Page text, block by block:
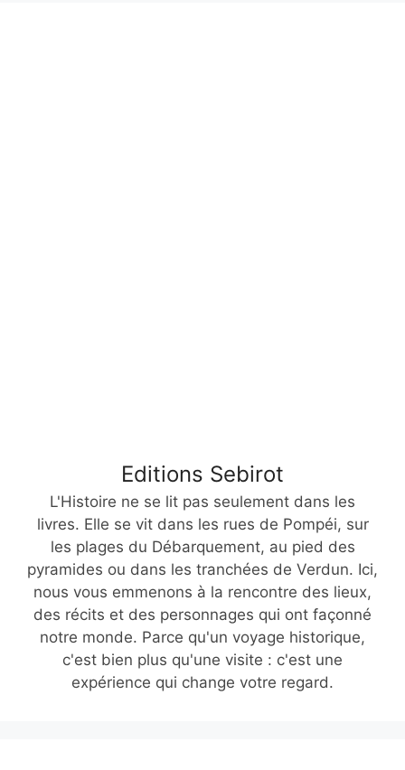
Editions Sebirot
L'Histoire ne se lit pas seulement dans les
livres. Elle se vit dans les rues de Pompéi, sur
les plages du Débarquement, au pied des
pyramides ou dans les tranchées de Verdun. Ici,
nous vous emmenons à la rencontre des lieux,
des récits et des personnages qui ont façonné
notre monde. Parce qu'un voyage historique,
c'est bien plus qu'une visite : c'est une
expérience qui change votre regard.